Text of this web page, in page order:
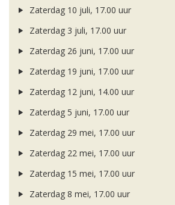
Zaterdag 10 juli, 17.00 uur
Zaterdag 3 juli, 17.00 uur
Zaterdag 26 juni, 17.00 uur
Zaterdag 19 juni, 17.00 uur
Zaterdag 12 juni, 14.00 uur
Zaterdag 5 juni, 17.00 uur
Zaterdag 29 mei, 17.00 uur
Zaterdag 22 mei, 17.00 uur
Zaterdag 15 mei, 17.00 uur
Zaterdag 8 mei, 17.00 uur